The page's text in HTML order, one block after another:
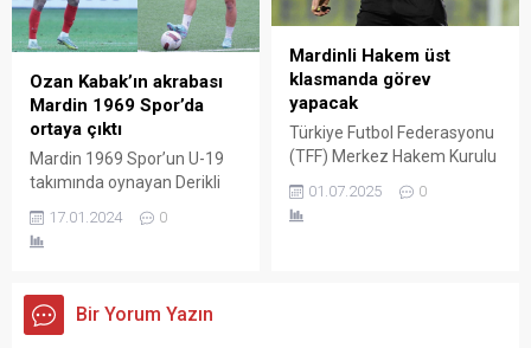
Ozan Kabak’ın akrabası
Mardin 1969 Spor’da
ortaya çıktı
Mardin 1969 Spor’un U-19
takımında oynayan Derikli
Hasan Yıldırım, bir dönem
Galatasaray, Liverpool ve
Ozan Kabak’ın akrabası
olduğu ortaya çıktı. Oyun
17.01.2024 0
Mardinli Hakem üst
klasmanda görev
yapacak
Türkiye Futbol Federasyonu
(TFF) Merkez Hakem Kurulu
2025-2026 sezonunda
görev yapacak üst klasman
hakem, gözlemci ve video
01.07.2025 0
Bir Yorum Yazın